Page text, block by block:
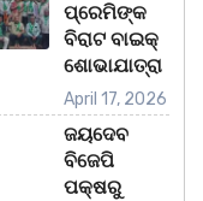
ପ୍ରେମିଙ୍କ
ବିରାଟ ବାଇକ୍
ଶୋଭାଯାତ୍ରା
April 17, 2026
ଜୟଦେବ
ବିଜେପି
ପକ୍ଷରୁ